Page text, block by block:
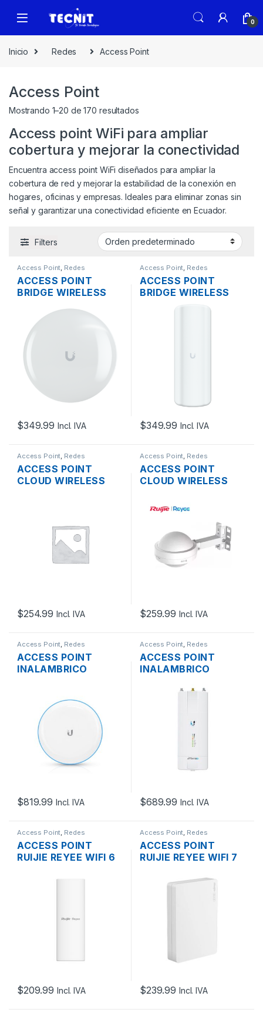
0
Inicio Redes Access Point
Access Point
Mostrando 1–20 de 170 resultados
Access point WiFi para ampliar
cobertura y mejorar la conectividad
Encuentra access point WiFi diseñados para ampliar la
cobertura de red y mejorar la estabilidad de la conexión en
hogares, oficinas y empresas. Ideales para eliminar zonas sin
señal y garantizar una conectividad eficiente en Ecuador.
Filters
Access Point, Redes
ACCESS POINT
BRIDGE WIRELESS
PRO MIMO 2×2 5GHZ
316MW PTP 19DBI
GIGABIT POE
OUTDOOR
$349.99 Incl. IVA
Access Point, Redes
ACCESS POINT
BRIDGE WIRELESS
UBIQUITI UNIFI UDB-
17DBI GIGABIT POE
$349.99 Incl. IVA
Access Point, Redes
ACCESS POINT
CLOUD WIRELESS
OMNIDIRECCIONA
WIFI 6 GIGABIT POE
$254.99 Incl. IVA
Access Point, Redes
ACCESS POINT
CLOUD WIRELESS
RAP6262(G) MESH
DUAL BAND
OMNIDIRECCIONA
WIFI 6 GIGABIT POE
OUTDOOR
$259.99 Incl. IVA
Access Point, Redes
ACCESS POINT
INALAMBRICO
60GHZ PTP PARA
ENLACES ENTRE
EDIFICIOS OUTDOOR
$819.99 Incl. IVA
Access Point, Redes
ACCESS POINT
INALAMBRICO
AF-5XHD RADIO
1.34GBPS 2XRPSMA
GPS 2 PUERTOS
GIGABIT POE
OUTDOOR
$689.99 Incl. IVA
Access Point, Redes
ACCESS POINT
RUIJIE REYEE WIFI 6
AX3000 DUAL BAND,
$209.99 Incl. IVA
Access Point, Redes
ACCESS POINT
RUIJIE REYEE WIFI 7
BE3600, DUAL BAND,
$239.99 Incl. IVA